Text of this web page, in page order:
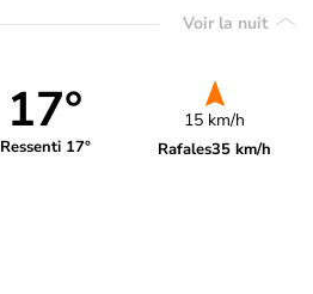
Voir la nuit
17°
Ressenti 17°
15 km/h
Rafales35 km/h